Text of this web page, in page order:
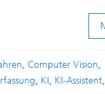
, Computer Vision,
, KI, KI-Assistent,